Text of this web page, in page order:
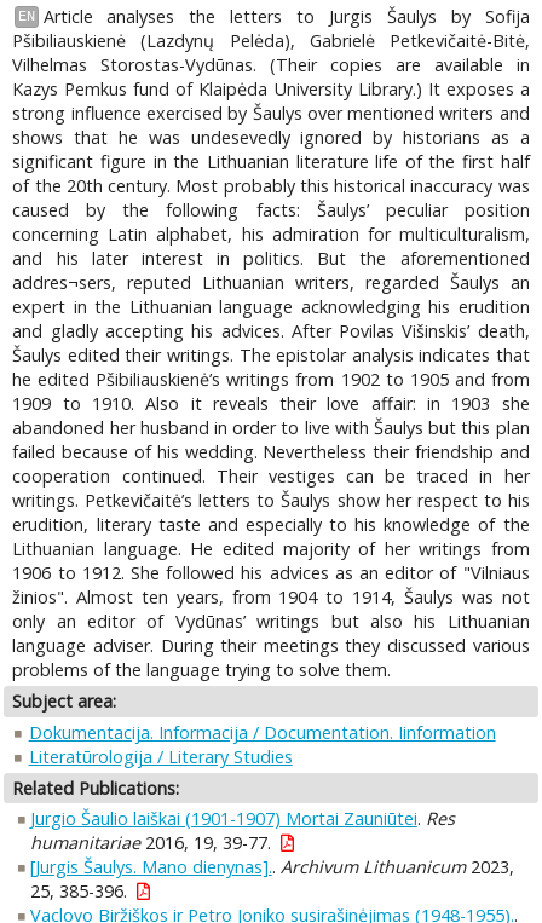
EN
Article analyses the letters to Jurgis Šaulys by Sofija
Pšibiliauskienė (Lazdynų Pelėda), Gabrielė Petkevičaitė-Bitė,
Vilhelmas Storostas-Vydūnas. (Their copies are available in
Kazys Pemkus fund of Klaipėda University Library.) It exposes a
strong influence exercised by Šaulys over mentioned writers and
shows that he was undesevedly ignored by historians as a
significant figure in the Lithuanian literature life of the first half
of the 20th century. Most probably this historical inaccuracy was
caused by the following facts: Šaulys’ peculiar position
concerning Latin alphabet, his admiration for multiculturalism,
and his later interest in politics. But the aforementioned
addres¬sers, reputed Lithuanian writers, regarded Šaulys an
expert in the Lithuanian language acknowledging his erudition
and gladly accepting his advices. After Povilas Višinskis’ death,
Šaulys edited their writings. The epistolar analysis indicates that
he edited Pšibiliauskienė’s writings from 1902 to 1905 and from
1909 to 1910. Also it reveals their love affair: in 1903 she
abandoned her husband in order to live with Šaulys but this plan
failed because of his wedding. Nevertheless their friendship and
cooperation continued. Their vestiges can be traced in her
writings. Petkevičaitė’s letters to Šaulys show her respect to his
erudition, literary taste and especially to his knowledge of the
Lithuanian language. He edited majority of her writings from
1906 to 1912. She followed his advices as an editor of "Vilniaus
žinios". Almost ten years, from 1904 to 1914, Šaulys was not
only an editor of Vydūnas’ writings but also his Lithuanian
language adviser. During their meetings they discussed various
problems of the language trying to solve them.
Subject area:
Dokumentacija. Informacija / Documentation. Iinformation
Literatūrologija / Literary Studies
Related Publications:
Jurgio Šaulio laiškai (1901-1907) Mortai Zauniūtei. Res
humanitariae2016, 19, 39-77.
[Jurgis Šaulys. Mano dienynas].. Archivum Lithuanicum2023,
25, 385-396.
Vaclovo Biržiškos ir Petro Joniko susirašinėjimas (1948-1955)..